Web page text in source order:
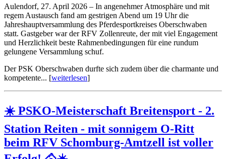
Aulendorf, 27. April 2026 – In angenehmer Atmosphäre und mit
regem Austausch fand am gestrigen Abend um 19 Uhr die
Jahreshauptversammlung des Pferdesportkreises Oberschwaben
statt. Gastgeber war der RFV Zollenreute, der mit viel Engagement
und Herzlichkeit beste Rahmenbedingungen für eine rundum
gelungene Versammlung schuf.
Der PSK Oberschwaben durfte sich zudem über die charmante und
kompetente... [weiterlesen]
☀️ PSKO‑Meisterschaft Breitensport - 2.
Station Reiten - mit sonnigem O-Ritt
beim RFV Schomburg-Amtzell ist voller